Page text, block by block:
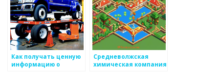
Как получать ценную
информацию о
Средневолжская
химическая компания